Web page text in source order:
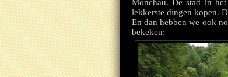
Monchau. De stad in
lekkerste dingen kopen.
En dan hebben we ook
bekeken: